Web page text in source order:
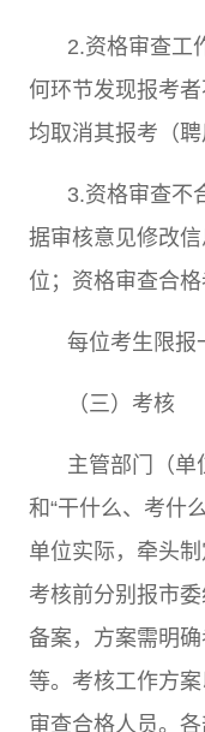
2.资格审查工
何环节发现报考者
均取消其报考（聘
3.资格审查不
据审核意见修改
位；资格审查合格
每位考生限报
（三）考核
主管部门（单
和“干什么、考什
单位实际，牵头
考核前分别报市
备案，方案需明
等。考核工作方
审查合格人员。